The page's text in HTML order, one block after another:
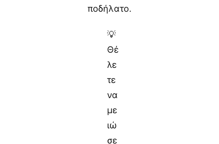
ποδήλατο.
💡
Θέ
λε
τε
να
με
ιώ
σε